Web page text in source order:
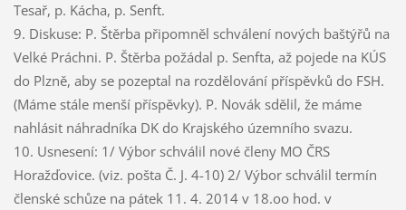
Tesař, p. Kácha, p. Senft.
9. Diskuse: P. Štěrba připomněl schválení nových baštýřů na
Velké Práchni. P. Štěrba požádal p. Senfta, až pojede na KÚS
do Plzně, aby se pozeptal na rozdělování příspěvků do FSH.
(Máme stále menší příspěvky). P. Novák sdělil, že máme
nahlásit náhradníka DK do Krajského územního svazu.
10. Usnesení: 1/ Výbor schválil nové členy MO ČRS
Horažďovice. (viz. pošta Č. J. 4-10) 2/ Výbor schválil termín
členské schůze na pátek 11. 4. 2014 v 18.oo hod. v